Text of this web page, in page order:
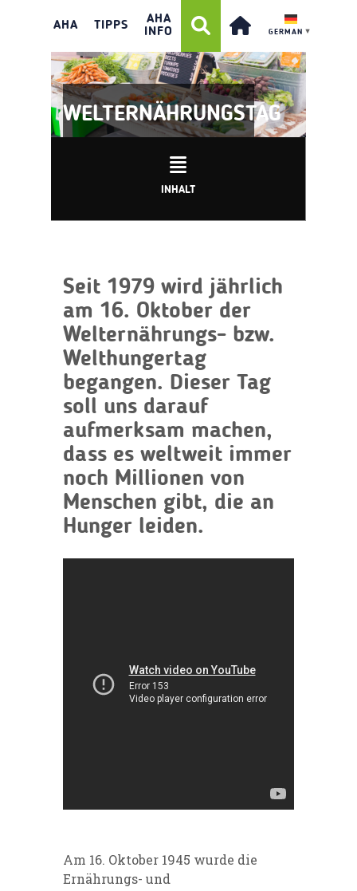
AHA TIPPS
AHA
INFO
GERMAN ▼
WELTERNÄHRUNGSTAG
INHALT
Seit 1979 wird jährlich
am 16. Oktober der
Welternährungs- bzw.
Welthungertag
begangen. Dieser Tag
soll uns darauf
aufmerksam machen,
dass es weltweit immer
noch Millionen von
Menschen gibt, die an
Hunger leiden.
Am 16. Oktober 1945 wurde die
Ernährungs- und